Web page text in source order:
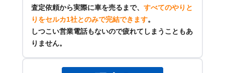
査定依頼から実際に車を売るまで、 すべてのやりと
りをセルカ1社とのみで完結できます。
しつこい営業電話もないので疲れてしまうこともあ
りません。